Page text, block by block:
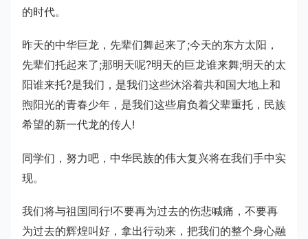
的时代。
昨天的中华巨龙，先辈们舞起来了;今天的东方太阳，
先辈们托起来了;那明天呢?明天的巨龙谁来舞;明天的太
阳谁来托?是我们，是我们这些沐浴着共和国大地上和
煦阳光的青春少年，是我们这些肩负着父辈重托，民族
希望的新一代龙的传人!
同学们，努力吧，中华民族的伟大复兴将在我们手中实
现。
我们将与祖国同行!不要再为过去的伤悲喊痛，不要再
为过去的辉煌叫好，拿出行动来，把我们的整个身心融